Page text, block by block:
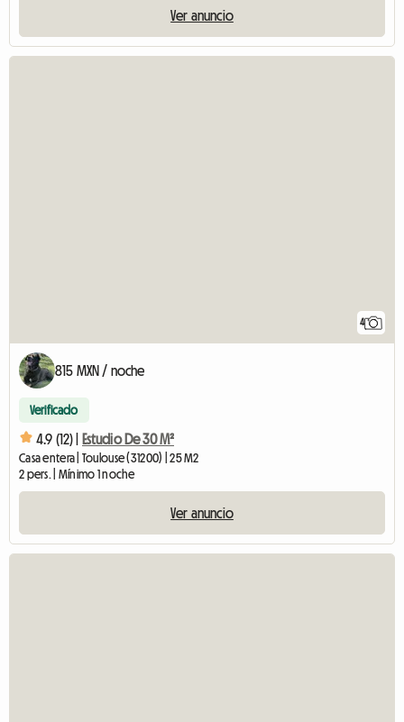
Ver anuncio
4
815 MXN / noche
Verificado
4.9 (12) | Estudio De 30 M²
Casa entera | Toulouse (31200) | 25 M2
2 pers. | Mínimo 1 noche
Ver anuncio